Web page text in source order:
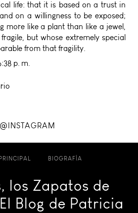
life: that it is based on a trust in
on a willingness to be exposed;
more like a plant than like a jewel,
but whose extremely special
from that fragility.
p. m.
@INSTAGRAM
BIOGRAFÍA
los Zapatos de
Blog de Patricia